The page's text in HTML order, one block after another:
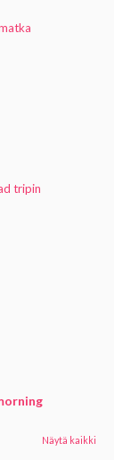
tripin
Näytä kaikki